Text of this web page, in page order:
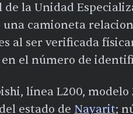
de la Unidad
una camioneta
al ser verificada
el número de
línea L200, modelo
estado de Nayarit;